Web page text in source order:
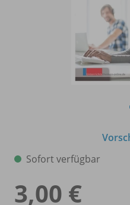
Sofort verfügbar
3,00 €